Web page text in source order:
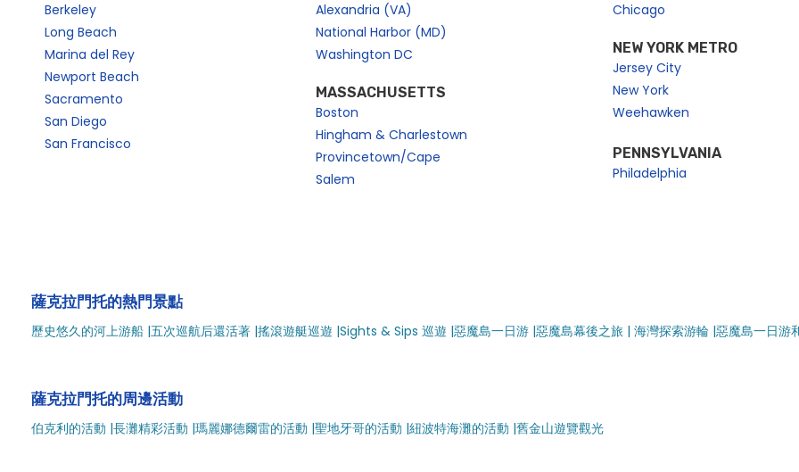
Berkeley
Long Beach
Marina del Rey
Newport Beach
Sacramento
San Diego
San Francisco
Alexandria (VA)
National Harbor (MD)
Washington DC
MASSACHUSETTS
Boston
Hingham & Charlestown
Provincetown/Cape
Salem
Chicago
NEW YORK METRO
Jersey City
New York
Weehawken
PENNSYLVANIA
Philadelphia
薩克拉門托的熱門景點
歷史悠久的河上游船 |五次巡航后還活著 |搖滾遊艇巡遊 |Sights & Sips 巡遊 |惡魔島一日游 |惡魔島幕後之旅 | 海灣探索游輪 |惡魔島一日游
薩克拉門托的周邊活動
伯克利的活動 |長灘精彩活動 |瑪麗娜德爾雷的活動 |聖地牙哥的活動 |紐波特海灘的活動 |舊金山遊覽觀光